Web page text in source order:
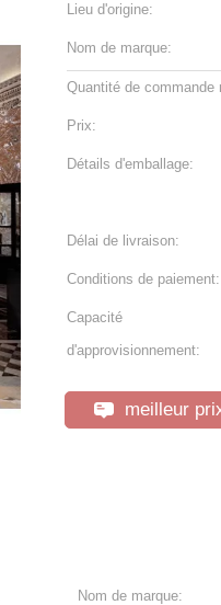
Lieu d'origine:
Nom de marque:
Quantité de commande
Prix:
Détails d'emballage:
Délai de livraison:
Conditions de paiement:
Capacité
d'approvisionnement:
meilleur
Nom de marque: